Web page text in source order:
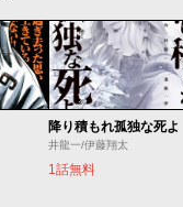
降り積もれ孤独な死よ
井龍一/伊藤翔太
1話無料